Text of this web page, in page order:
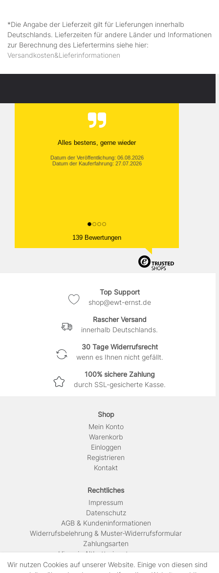
*Die Angabe der Lieferzeit gilt für Lieferungen innerhalb
Deutschlands. Lieferzeiten für andere Länder und Informationen
zur Berechnung des Liefertermins siehe hier:
Versandkosten&Lieferinformationen
Alles bestens, gerne wieder
Datum der Veröffentlichung: 06.08.2026
Datum der Kauferfahrung: 27.07.2026
139 Bewertungen
Top Support
shop@ewt-ernst.de
Rascher Versand
innerhalb Deutschlands.
30 Tage Widerrufsrecht
wenn es Ihnen nicht gefällt.
100% sichere Zahlung
durch SSL-gesicherte Kasse.
Shop
Mein Konto
Warenkorb
Einloggen
Registrieren
Kontakt
Rechtliches
Impressum
Daten­schutz
AGB & Kundeninformationen
Widerrufsbelehrung & Muster-Widerrufsformular
Zahlungsarten
Hinweis Altbatterieentsorgung
Versandkosten & Lieferinformationen
Wir nutzen Cookies auf unserer Website. Einige von diesen sind